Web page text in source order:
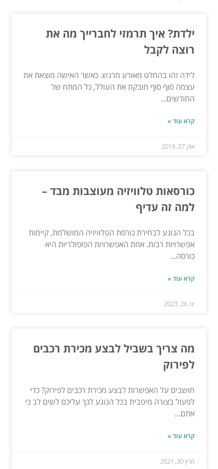
ילדת? איך תרמזי לחברייך מה את
רוצה לקבל
לידה זהו בהחלט מאורע מרגש. כאשר האישה מוצאת את
עצמה סוף סוף חובקת את העולל, כל המתח של
החודשים...
קרא עוד »
אוק 27, 2019
כורסאות טלוויזיה מעוצבות מבד –
למה זה עדיף
בכל הנוגע לבחירת כורסת הטלוויזיה המושלמת, קיימות
אפשרויות רבות. אחת האפשרויות הפופולריות היא
כורסה...
קרא עוד »
יונ 26, 2023
מה צריך בשביל לבצע מכירת רכבים
לפירוק
חושבים על האפשרות לבצע מכירת רכבים לפירוק? כדי
לפעול בצורה מיטבית בכל הנוגע לכך עליכם לשים לב כי
אתם...
קרא עוד »
מרץ 30, 2021